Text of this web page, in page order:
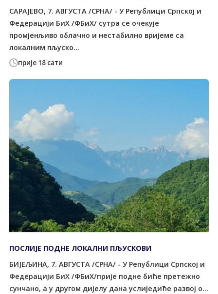
прије 18 сати
САРАЈЕВО, 7. АВГУСТА /СРНА/ - У Републици Српској и
Федерацији БиХ /ФБиХ/ сутра се очекује
промјенљиво облачно и нестабилно вријеме са
локалним пљуско...
ПОСЛИЈЕ ПОДНЕ ЛОКАЛНИ ПЉУСКОВИ
БИЈЕЉИНА, 7. АВГУСТА /СРНА/ - У Републици Српској и
Федерацији БиХ /ФБиХ/прије подне биће претежно
сунчано, а у другом дијелу дана услиједиће развој о...